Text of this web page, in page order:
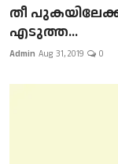
​​​​​​​തീ
എടുത്ത...
Admin Aug 31, 2019 0